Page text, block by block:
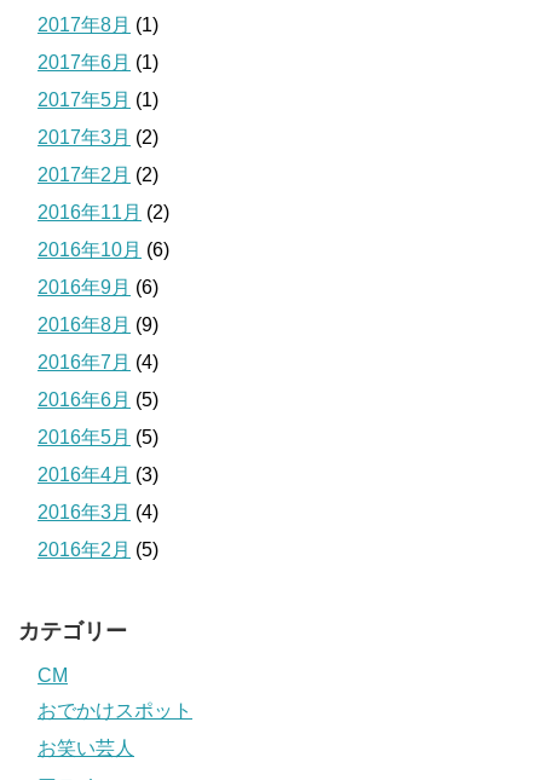
2017年8月 (1)
2017年6月 (1)
2017年5月 (1)
2017年3月 (2)
2017年2月 (2)
2016年11月 (2)
2016年10月 (6)
2016年9月 (6)
2016年8月 (9)
2016年7月 (4)
2016年6月 (5)
2016年5月 (5)
2016年4月 (3)
2016年3月 (4)
2016年2月 (5)
カテゴリー
CM
おでかけスポット
お笑い芸人